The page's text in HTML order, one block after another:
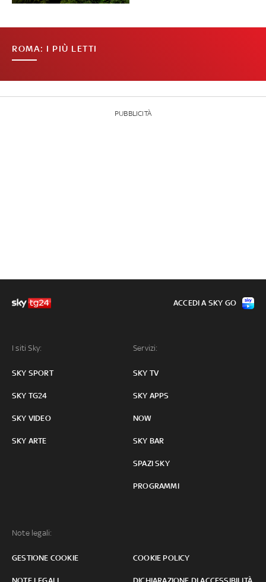
ROMA: I PIÙ LETTI
PUBBLICITÀ
I siti Sky:
SKY SPORT
SKY TG24
SKY VIDEO
SKY ARTE
Servizi:
SKY TV
SKY APPS
NOW
SKY BAR
SPAZI SKY
PROGRAMMI
Note legali:
GESTIONE COOKIE COOKIE POLICY
ACCEDI A SKY GO